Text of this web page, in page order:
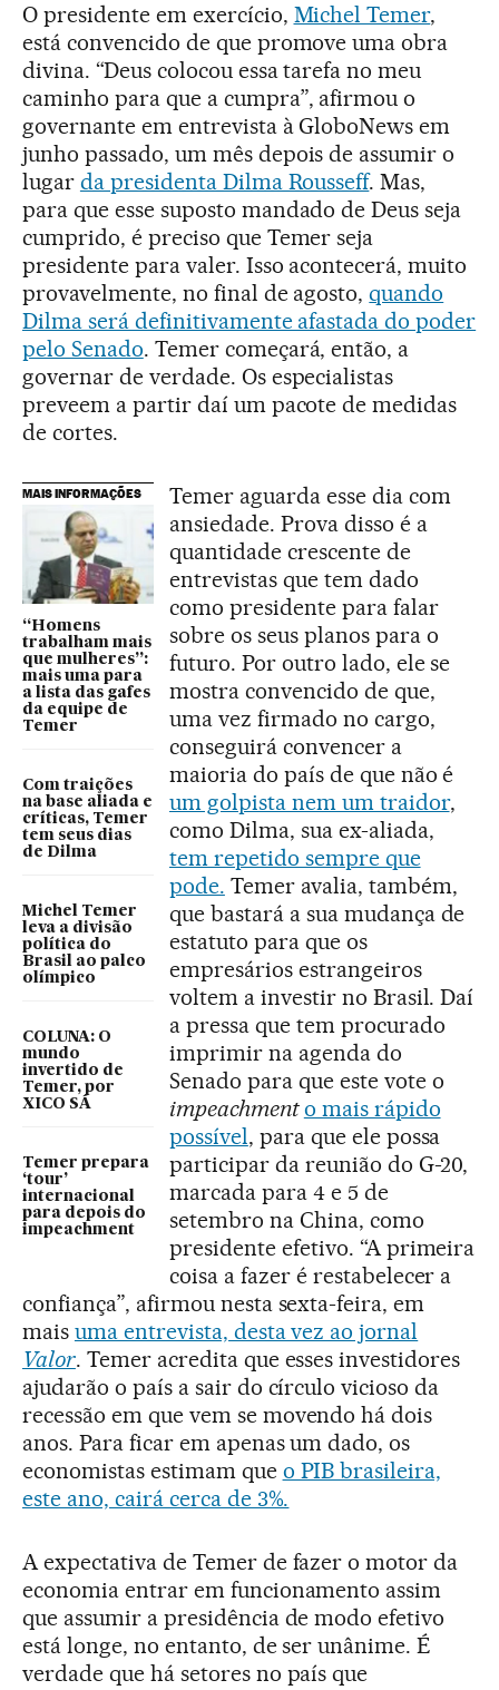
O presidente em exercício, Michel Temer,
está convencido de que promove uma obra
divina. “Deus colocou essa tarefa no meu
caminho para que a cumpra”, afirmou o
governante em entrevista à GloboNews em
junho passado, um mês depois de assumir o
lugar da presidenta Dilma Rousseff. Mas,
para que esse suposto mandado de Deus seja
cumprido, é preciso que Temer seja
presidente para valer. Isso acontecerá, muito
provavelmente, no final de agosto,quando
Dilma será definitivamente afastada do poder
pelo Senado. Temer começará, então, a
governar de verdade. Os especialistas
preveem a partir daí um pacote de medidas
de cortes.
MAIS INFORMAÇÕES
“Homens
trabalham mais
que mulheres”:
mais uma para
a lista das gafes
da equipe de
Temer
Com traições
na base aliada e
críticas, Temer
tem seus dias
de Dilma
Michel Temer
leva a divisão
política do
Brasil ao palco
olímpico
COLUNA: O
mundo
invertido de
Temer, por
XICO SÁ
Temer prepara
‘tour’
internacional
para depois do
impeachment
Temer aguarda esse dia com
ansiedade. Prova disso é a
quantidade crescente de
entrevistas que tem dado
como presidente para falar
sobre os seus planos para o
futuro. Por outro lado, ele se
mostra convencido de que,
uma vez firmado no cargo,
conseguirá convencer a
maioria do país de que não é
um golpista nem um traidor,
como Dilma, sua ex-aliada,
tem repetido sempre que
pode. Temer avalia, também,
que bastará a sua mudança de
estatuto para que os
empresários estrangeiros
voltem a investir no Brasil. Daí
a pressa que tem procurado
imprimir na agenda do
Senado para que este vote o
impeachment o mais rápido
possível, para que ele possa
participar da reunião do G-20,
marcada para 4 e 5 de
setembro na China, como
presidente efetivo. “A primeira
coisa a fazer é restabelecer a
confiança”, afirmou nesta sexta-feira, em
mais uma entrevista, desta vez ao jornal
Valor. Temer acredita que esses investidores
ajudarão o país a sair do círculo vicioso da
recessão em que vem se movendo há dois
anos. Para ficar em apenas um dado, os
economistas estimam que o PIB brasileira,
este ano, cairá cerca de 3%.
A expectativa de Temer de fazer o motor da
economia entrar em funcionamento assim
que assumir a presidência de modo efetivo
está longe, no entanto, de ser unânime. É
verdade que há setores no país que